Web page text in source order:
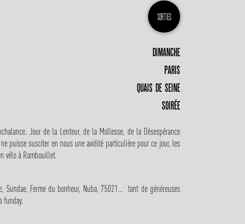
SORTIES
DIMANCHE
PARIS
QUAIS DE SEINE
SOIRÉE
Jour de la Lenteur, de la Mollesse, de la Désespérance
puisse susciter en nous une avidité particulière pour ce jour, les
vélo à Rambouillet.
Sundae, Ferme du bonheur, Nuba, 75021… tant de généreuses
funday.